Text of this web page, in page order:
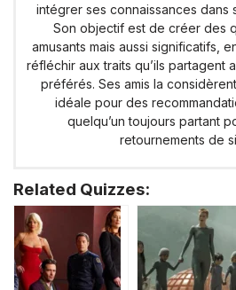
intégrer ses connaissances dans
Son objectif est de créer des
amusants mais aussi significatifs,
réfléchir aux traits qu’ils partagent
préférés. Ses amis la
idéale pour des
quelqu’un toujours partant
retournements de
Related Quizzes: